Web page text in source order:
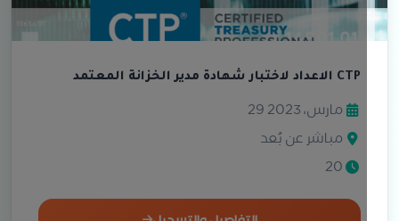
29 مارس، 2023
مباشر عن بُعد
20